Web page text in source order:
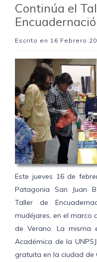
Continúa el
Escrito en 16 Febrero
Este jueves 16 de
Patagonia San Juan
Taller de
mudéjares, en el marco
de Verano. La misma
Académica de la
gratuita en la ciudad de